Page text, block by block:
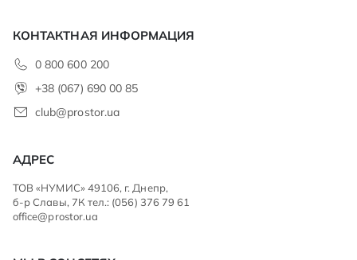
КОНТАКТНАЯ ИНФОРМАЦИЯ
0 800 600 200
+38 (067) 690 00 85
club@prostor.ua
АДРЕС
ТОВ «НУМИС» 49106, г. Днепр,
б-р Славы, 7К тел.: (056) 376 79 61
office@prostor.ua